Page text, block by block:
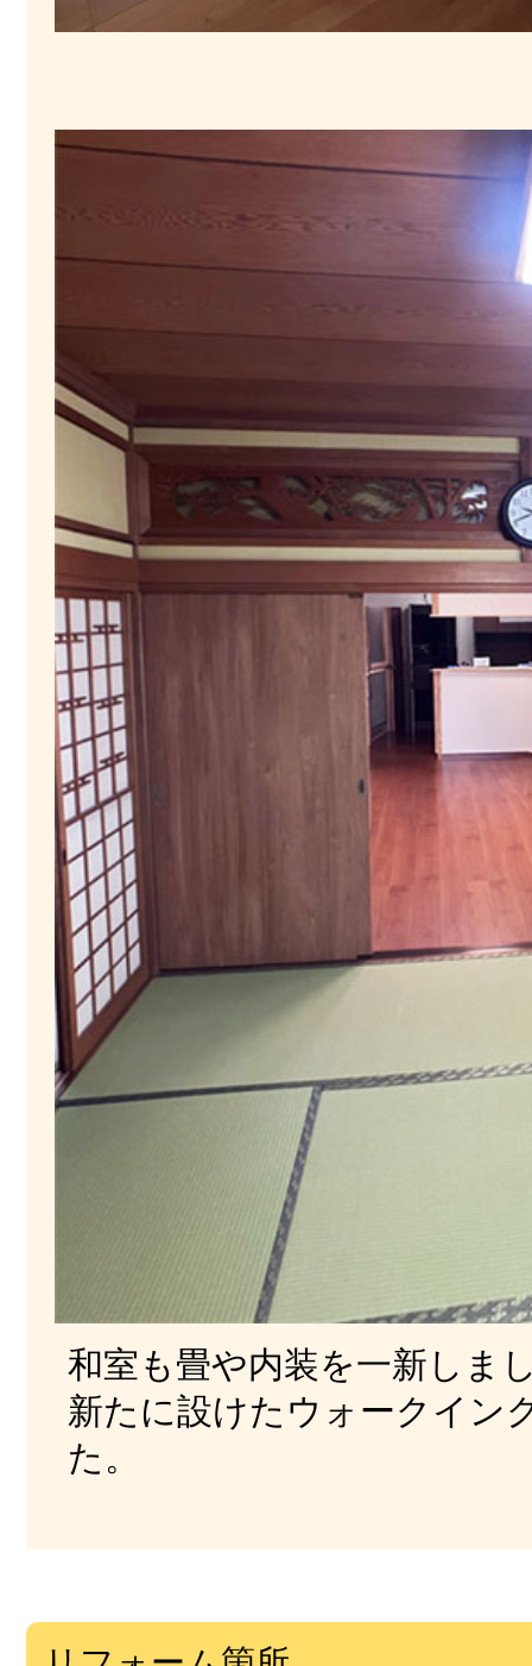
和室も畳や内装を一新しま
新たに設けたウォークイン
た。